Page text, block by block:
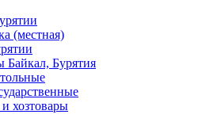
(местная)
Байкал, Бурятия
хозтовары